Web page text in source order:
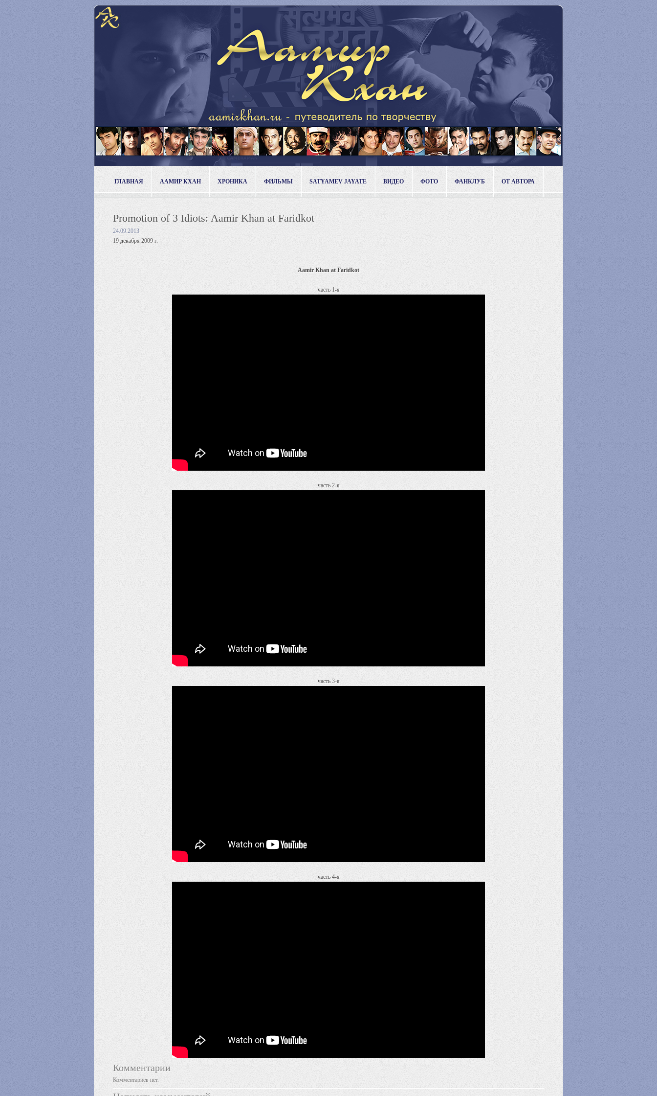
ГЛАВНАЯ ААМИР КХАН ХРОНИКА ФИЛЬМЫ SATYAMEV JAYATE ВИДЕО ФОТО ФАНКЛУБ ОТ АВТОРА
Promotion of 3 Idiots: Aamir Khan at Faridkot
24.09.2013
19 декабря 2009 г.
Aamir Khan at Faridkot
часть 1-я
часть 2-я
часть 3-я
часть 4-я
Комментарии
Комментариев нет.